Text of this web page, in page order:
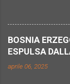
modo grave.
estremista
(capoluogo del
BOSNIA
ESPULSA
aprile 06, 2025